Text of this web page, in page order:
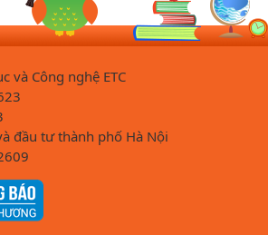
và Công nghệ ETC
đầu tư thành phố Hà Nội